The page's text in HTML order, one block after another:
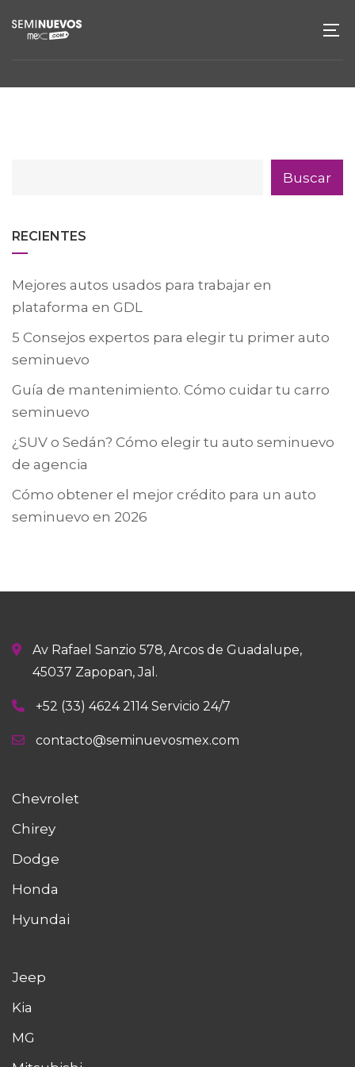
Buscar
RECIENTES
Mejores autos usados para trabajar en
plataforma en GDL
5 Consejos expertos para elegir tu primer auto
seminuevo
Guía de mantenimiento. Cómo cuidar tu carro
seminuevo
¿SUV o Sedán? Cómo elegir tu auto seminuevo
de agencia
Cómo obtener el mejor crédito para un auto
seminuevo en 2026
Av Rafael Sanzio 578, Arcos de Guadalupe,
45037 Zapopan, Jal.
+52 (33) 4624 2114 Servicio 24/7
contacto@seminuevosmex.com
Chevrolet
Chirey
Dodge
Honda
Hyundai
Jeep
Kia
MG